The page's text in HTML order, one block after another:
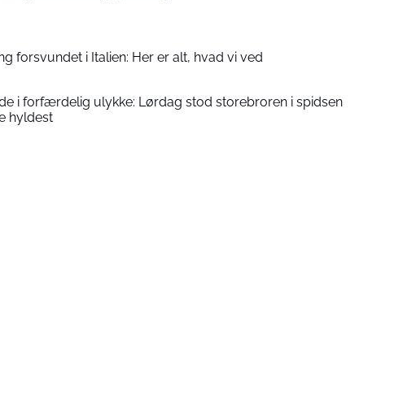
forsvundet i Italien: Her er alt, hvad vi ved
i forfærdelig ulykke: Lørdag stod storebroren i spidsen
hyldest